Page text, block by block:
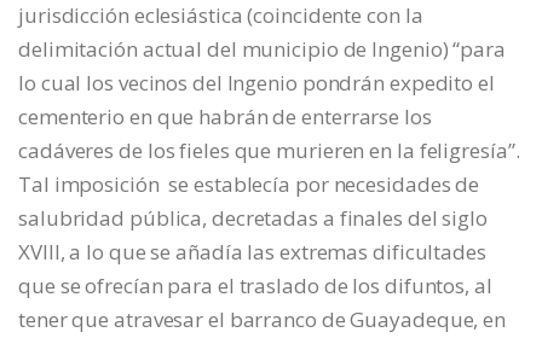
jurisdicción eclesiástica (coincidente con la
delimitación actual del municipio de Ingenio) “para
lo cual los vecinos del Ingenio pondrán expedito el
cementerio en que habrán de enterrarse los
cadáveres de los fieles que murieren en la feligresía”.
Tal imposición se establecía por necesidades de
salubridad pública, decretadas a finales del siglo
XVIII, a lo que se añadía las extremas dificultades
que se ofrecían para el traslado de los difuntos, al
tener que atravesar el barranco de Guayadeque, en